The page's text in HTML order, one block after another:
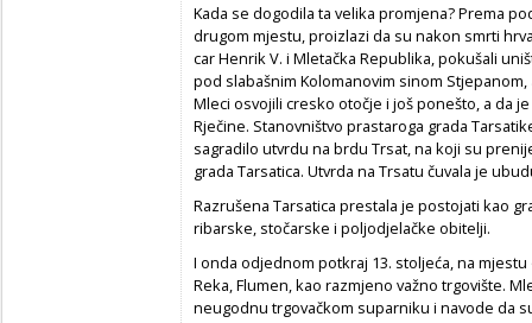
Kada se dogodila ta velika promjena? Prema
drugom mjestu, proizlazi da su nakon smrti
car Henrik V. i Mletačka Republika, pokušali
pod slabašnim Kolomanovim sinom
Mleci osvojili cresko otočje i još ponešto, a da
Rječine. Stanovništvo prastaroga grada
sagradilo utvrdu na brdu Trsat, na koji su
grada Tarsatica. Utvrda na Trsatu čuvala je
Razrušena Tarsatica prestala je postojati kao
ribarske, stočarske i poljodjelačke obitelji.
I onda odjednom potkraj 13. stoljeća, na
Reka, Flumen, kao razmjeno važno trgovište.
neugodnu trgovačkom suparniku i navode da